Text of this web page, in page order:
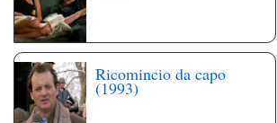
Ricomincio da capo
(1993)